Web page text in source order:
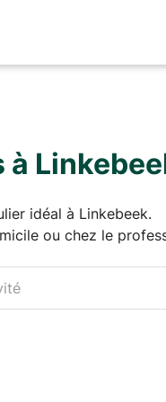
idéal à Linkebeek.
ou chez le